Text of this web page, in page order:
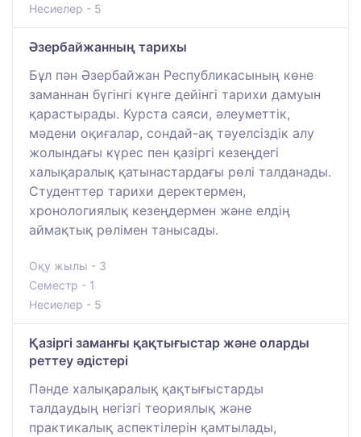
Несиелер - 5
Әзербайжанның тарихы
Бұл пән Әзербайжан Республикасының көне
заманнан бүгінгі күнге дейінгі тарихи дамуын
қарастырады. Курста саяси, әлеуметтік,
мәдени оқиғалар, сондай-ақ тәуелсіздік алу
жолындағы күрес пен қазіргі кезеңдегі
халықаралық қатынастардағы рөлі талданады.
Студенттер тарихи деректермен,
хронологиялық кезеңдермен және елдің
аймақтық рөлімен танысады.
Оқу жылы - 3
Семестр - 1
Несиелер - 5
Қазіргі заманғы қақтығыстар және оларды
реттеу әдістері
Пәнде халықаралық қақтығыстарды
талдаудың негізгі теориялық және
практикалық аспектілерін қамтылады,